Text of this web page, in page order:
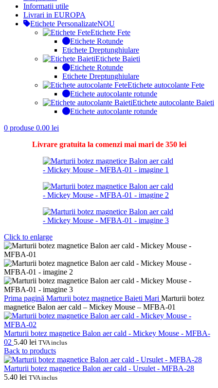
Informatii utile
Livrari in EUROPA
Etichete PersonalizateNOU
Etichete Fete
Etichete Rotunde
Etichete Dreptunghiulare
Etichete Baieti
Etichete Rotunde
Etichete Dreptunghiulare
Etichete autocolante Fete
Etichete autocolante rotunde
Etichete autocolante Baieti
Etichete autocolante rotunde
0 produse 0.00 lei
Livrare gratuita la comenzi mai mari de 350 lei
Click to enlarge
Prima pagină Marturii botez magnetice Baieti Mari Marturii botez
magnetice Balon aer cald – Mickey Mouse – MFBA-01
Marturii botez magnetice Balon aer cald - Mickey Mouse - MFBA-
02 5.40 lei TVA inclus
Back to products
Marturii botez magnetice Balon aer cald - Ursulet - MFBA-28
5.40 lei TVA inclus